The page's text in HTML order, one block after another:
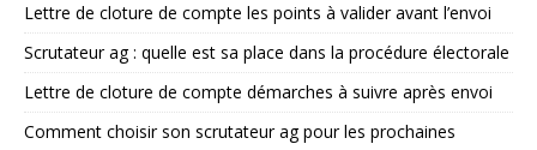
Lettre de cloture de compte les points à valider avant l’envoi
Scrutateur ag : quelle est sa place dans la procédure électorale
Lettre de cloture de compte démarches à suivre après envoi
Comment choisir son scrutateur ag pour les prochaines